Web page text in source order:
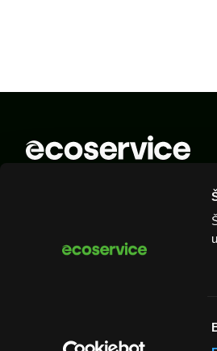
© 2025 „Ecoservice“. Visos